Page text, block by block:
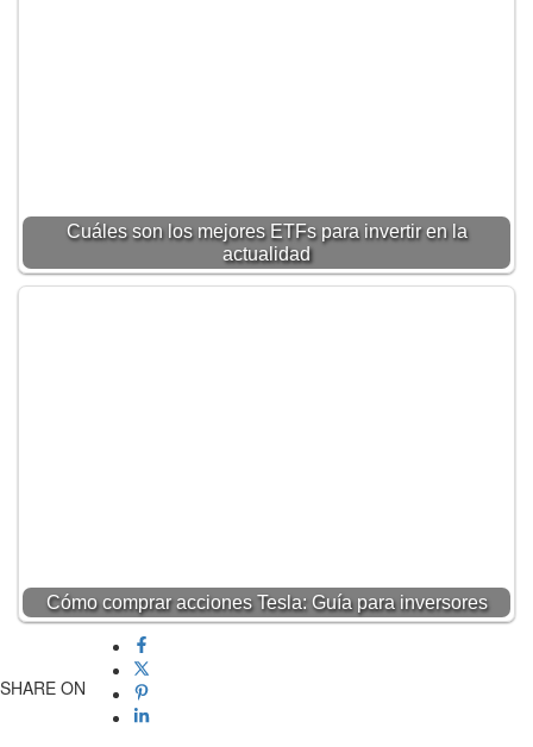
Cuáles son los mejores ETFs para invertir en la
actualidad
Cómo comprar acciones Tesla: Guía para inversores
SHARE ON